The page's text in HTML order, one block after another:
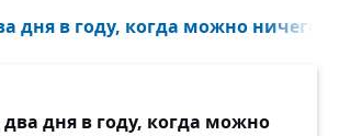
дня в году, когда можно ничего
два дня в году, когда можно